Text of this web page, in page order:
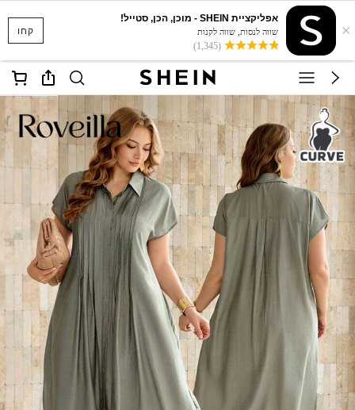
קחו ×
אפליקציית SHEIN - מוכן, הכן, סטייל!
שווה לנסות, שווה לקנות
(1,345)